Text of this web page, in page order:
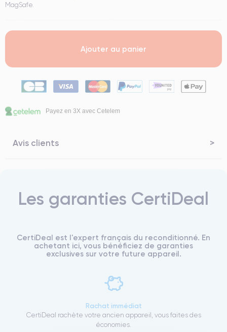
MagSafe.
Ajouter au panier
Payez en 3X avec Cetelem
Avis clients
Les garanties CertiDeal
CertiDeal est l'expert français du reconditionné. En
achetant ici, vous bénéficiez de garanties
exclusives sur votre future appareil.
Rachat immédiat
CertiDeal rachète votre ancien appareil, vous faites des
économies.